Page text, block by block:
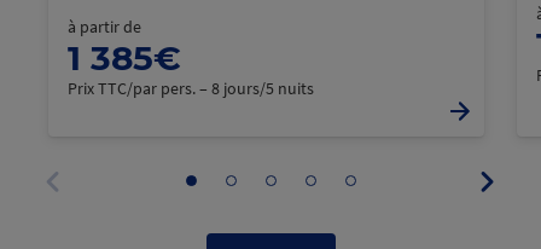
à partir de
1 385€
Prix TTC/par pers. – 8 jours/5 nuits
Aller
Aller
Aller
Aller
Aller